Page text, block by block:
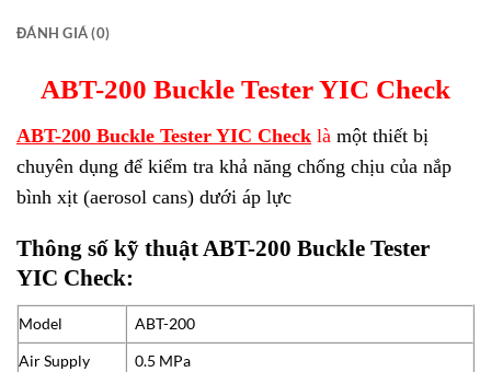
ĐÁNH GIÁ (0)
ABT-200 Buckle Tester YIC Check
ABT-200 Buckle Tester YIC Check là một thiết bị
chuyên dụng để kiểm tra khả năng chống chịu của nắp
bình xịt (aerosol cans) dưới áp lực
Thông số kỹ thuật ABT-200 Buckle Tester
YIC Check:
Model
ABT-200
Air Supply
0.5 MPa